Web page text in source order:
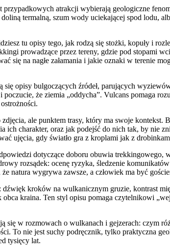
przypadkowych atrakcji wybierają geologiczne
termalną, szum wody uciekającej spod lodu,
tu opisy tego, jak rodzą się stożki, kopuły i
prowadzące przez tereny, gdzie pod stopami
się na nagłe załamania i jakie oznaki w terenie
opisy bulgoczących źródeł, parujących
że ziemia „oddycha”. Vulcans pomaga
ale punktem trasy, który ma swoje kontekst.
ich charakter, oraz jak podejść do nich tak, by nie
ujęcia, gdy światło gra z kroplami jak z
dotyczące doboru obuwia trekkingowego,
rozsądek: ocenę ryzyka, śledzenie
natura wygrywa zawsze, a człowiek ma być
kroków na wulkanicznym gruzie, kontrast
kraina. Ten styl opisu pomaga czytelnikowi
się w rozmowach o wulkanach i gejzerach: czym
To nie jest suchy podręcznik, tylko praktyczna
tysięcy lat.